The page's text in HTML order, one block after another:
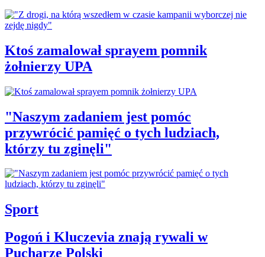
Ktoś zamalował sprayem pomnik
żołnierzy UPA
"Naszym zadaniem jest pomóc
przywrócić pamięć o tych ludziach,
którzy tu zginęli"
Sport
Pogoń i Kluczevia znają rywali w
Pucharze Polski